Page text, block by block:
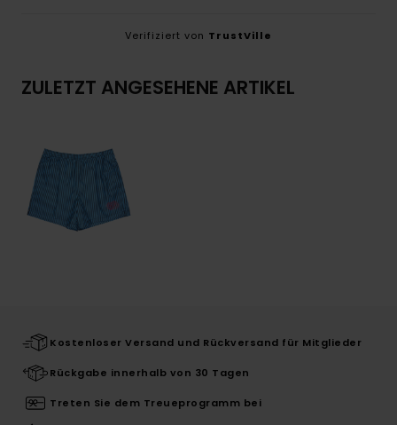
Verifiziert von TrustVille
ZULETZT ANGESEHENE ARTIKEL
Kostenloser Versand und Rückversand für Mitglieder
Rückgabe innerhalb von 30 Tagen
Treten Sie dem Treueprogramm bei